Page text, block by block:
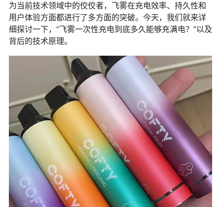
为当前技术领域中的佼佼者，飞雾在充电效率、持久性和
用户体验方面都进行了多方面的突破。今天，我们就来详
细探讨一下，“飞雾一次性充电到底多久能够充满电？”以及
背后的技术原理。